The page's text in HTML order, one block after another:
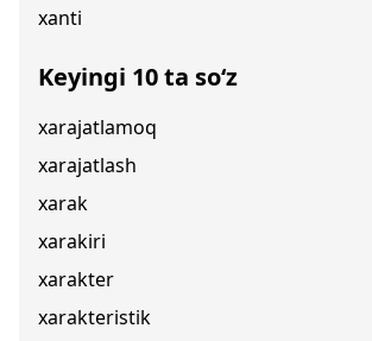
xanti
Keyingi 10 ta so‘z
xarajatlamoq
xarajatlash
xarak
xarakiri
xarakter
xarakteristik